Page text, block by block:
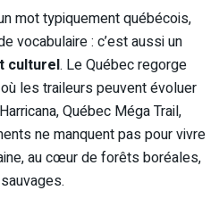
mot typiquement québécois,
vocabulaire : c’est aussi un
culturel. Le Québec regorge
les traileurs peuvent évoluer
Québec Méga Trail,
ne manquent pas pour vivre
au cœur de forêts boréales,